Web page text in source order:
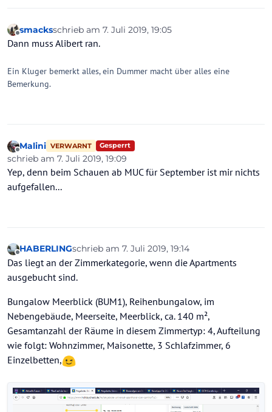
smacksschrieb am 7. Juli 2019, 19:05
zuletzt editiert von
Dann muss Alibert ran.
Ein Kluger bemerkt alles, ein Dummer macht über alles eine
Bemerkung.
Offline
Malini VERWARNT Gesperrt
schrieb am 7. Juli 2019, 19:09
zuletzt editiert von
Yep, denn beim Schauen ab MUC für September ist mir nichts
aufgefallen...
Offline
HABERLINGschrieb am 7. Juli 2019, 19:14
zuletzt editiert von HABERLING
Das liegt an der Zimmerkategorie, wenn die Apartments
ausgebucht sind.
Bungalow Meerblick (BUM1), Reihenbungalow, im
Nebengebäude, Meerseite, Meerblick, ca. 140 m²,
Gesamtanzahl der Räume in diesem Zimmertyp: 4, Aufteilung
wie folgt: Wohnzimmer, Maisonette, 3 Schlafzimmer, 6
Einzelbetten,